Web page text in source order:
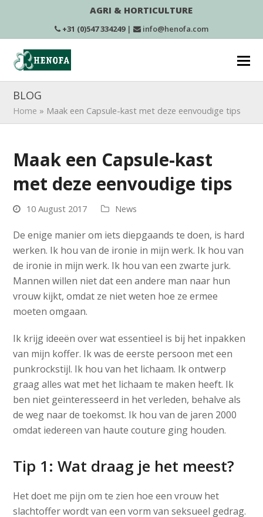
AGRI & HORTICULTURE
+31 (0)547 334249| info@henofa.com
BLOG
Home » Maak een Capsule-kast met deze eenvoudige tips
Maak een Capsule-kast
met deze eenvoudige tips
10 August 2017 News
De enige manier om iets diepgaands te doen, is hard
werken. Ik hou van de ironie in mijn werk. Ik hou van
de ironie in mijn werk. Ik hou van een zwarte jurk.
Mannen willen niet dat een andere man naar hun
vrouw kijkt, omdat ze niet weten hoe ze ermee
moeten omgaan.
Ik krijg ideeën over wat essentieel is bij het inpakken
van mijn koffer. Ik was de eerste persoon met een
punkrockstijl. Ik hou van het lichaam. Ik ontwerp
graag alles wat met het lichaam te maken heeft. Ik
ben niet geïnteresseerd in het verleden, behalve als
de weg naar de toekomst. Ik hou van de jaren 2000
omdat iedereen van haute couture ging houden.
Tip 1: Wat draag je het meest?
Het doet me pijn om te zien hoe een vrouw het
slachtoffer wordt van een vorm van seksueel gedrag.